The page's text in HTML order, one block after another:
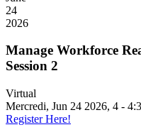
24
2026
Manage Workforce
Session 2
Virtual
Mercredi, Jun 24 2026, 4 -
Register Here!